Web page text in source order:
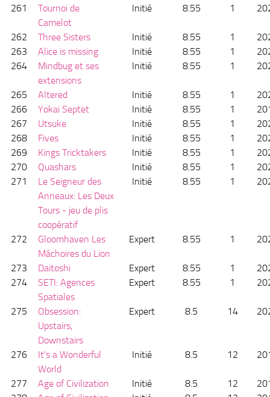
261
Tournoi de
Camelot
Initié 8.55 1
262 Three Sisters Initié 8.55 1
263
Alice is missing Initié 8.55 1
264
Mindbug et ses
extensions
Initié 8.55 1
265 Altered Initié 8.55 1
266
Yokai Septet Initié 8.55 1
267
Utsuke Initié 8.55 1
268
Fives Initié 8.55 1
269
Kings Tricktakers Initié 8.55 1
270
Quashars Initié 8.55 1
271
Le Seigneur des
Anneaux: Les Deux
Tours - jeu de plis
coopératif
Initié 8.55 1
272
Gloomhaven Les
Mâchoires du Lion
Expert 8.55 1
273 Daitoshi Expert 8.55 1
274
SETI: Agences
Spatiales
Expert 8.55 1
275
Obsession:
Upstairs,
Downstairs
Expert 8.5 14
276
It's a Wonderful
World
Initié 8.5 12
277 Age of Civilization Initié 8.5 12